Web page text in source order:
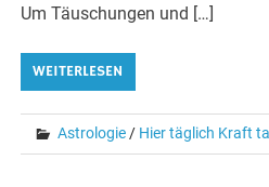
Um Täuschungen und […]
WEITERLESEN
Astrologie/ Hier täglich Kraft